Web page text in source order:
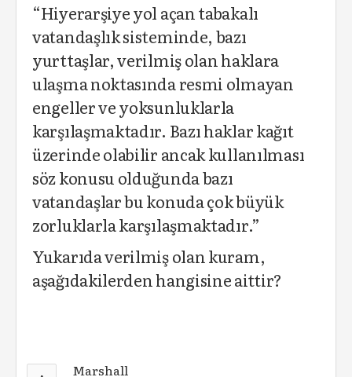
“Hiyerarşiye yol açan tabakalı
vatandaşlık sisteminde, bazı
yurttaşlar, verilmiş olan haklara
ulaşma noktasında resmi olmayan
engeller ve yoksunluklarla
karşılaşmaktadır. Bazı haklar kağıt
üzerinde olabilir ancak kullanılması
söz konusu olduğunda bazı
vatandaşlar bu konuda çok büyük
zorluklarla karşılaşmaktadır.”
Yukarıda verilmiş olan kuram,
aşağıdakilerden hangisine aittir?
Marshall